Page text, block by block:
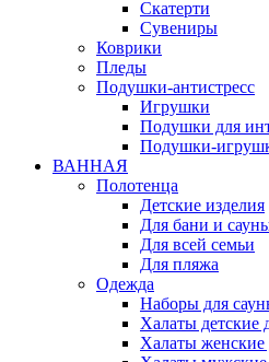
Скатерти
Сувениры
Коврики
Пледы
Подушки-антистресс
Игрушки
Подушки для
Подушки-
ВАННАЯ
Полотенца
Детские изделия
Для бани и
Для всей семьи
Для пляжа
Одежда
Наборы для
Халаты детские
Халаты женские